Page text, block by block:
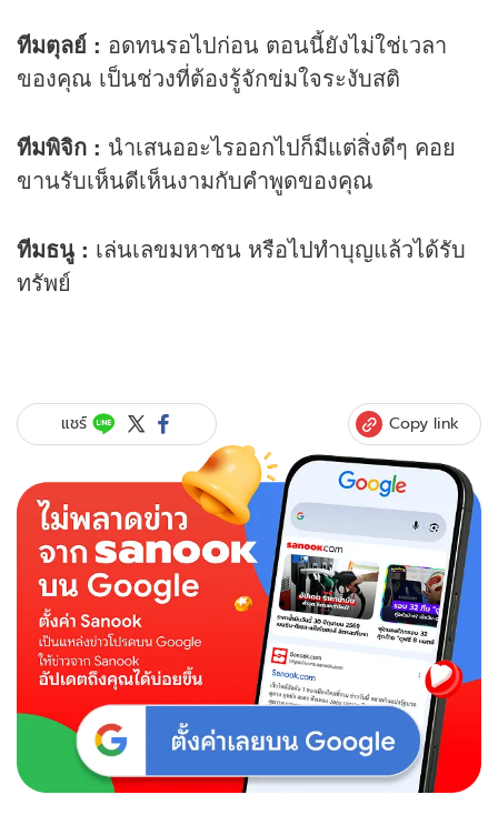
ทีมตุลย์ : อดทนรอไปก่อน ตอนนี้ยังไม่ใช่เวลา
ของคุณ เป็นช่วงที่ต้องรู้จักข่มใจระงับสติ
ทีมพิจิก : นำเสนออะไรออกไปก็มีแต่สิ่งดีๆ คอย
ขานรับเห็นดีเห็นงามกับคำพูดของคุณ
ทีมธนู : เล่นเลขมหาชน หรือไปทำบุญแล้วได้รับ
ทรัพย์
แชร์ Copy link